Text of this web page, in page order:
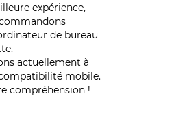
expérience,
de bureau
actuellement à
mobile.
compréhension !